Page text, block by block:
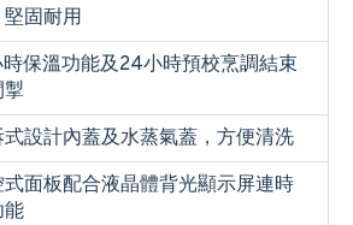
固耐用
時保溫功能及24小時預校烹調結束
掣
式設計內蓋及水蒸氣蓋，方便清洗
式面板配合液晶體背光顯示屏連時
能